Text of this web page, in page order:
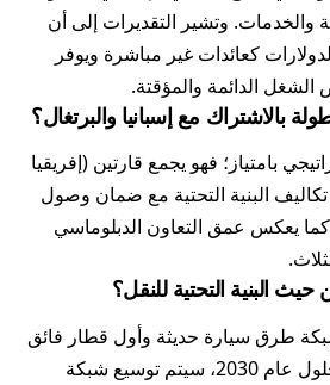
والخدمات. وتشير التقديرات إلى أن
كعائدات غير مباشرة ويوفر
الدائمة والمؤقتة.
بالاشتراك مع إسبانيا والبرتغال؟
بامتياز؛ فهو يجمع قارتين (إفريقيا
البنية التحتية مع ضمان وصول
يعكس عمق التعاون الدبلوماسي
البنية التحتية للنقل؟
طرق سيارة حديثة وأول قطار فائق
السرعة في إفريقيا. وبحلول عام 2030، سيتم توسيع شبكة